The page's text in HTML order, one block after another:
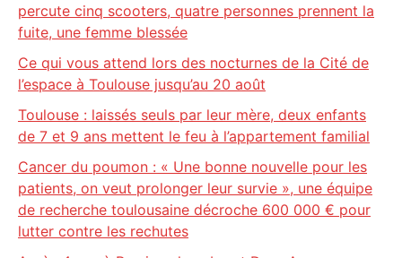
percute cinq scooters, quatre personnes prennent la
fuite, une femme blessée
Ce qui vous attend lors des nocturnes de la Cité de
l’espace à Toulouse jusqu’au 20 août
Toulouse : laissés seuls par leur mère, deux enfants
de 7 et 9 ans mettent le feu à l’appartement familial
Cancer du poumon : « Une bonne nouvelle pour les
patients, on veut prolonger leur survie », une équipe
de recherche toulousaine décroche 600 000 € pour
lutter contre les rechutes